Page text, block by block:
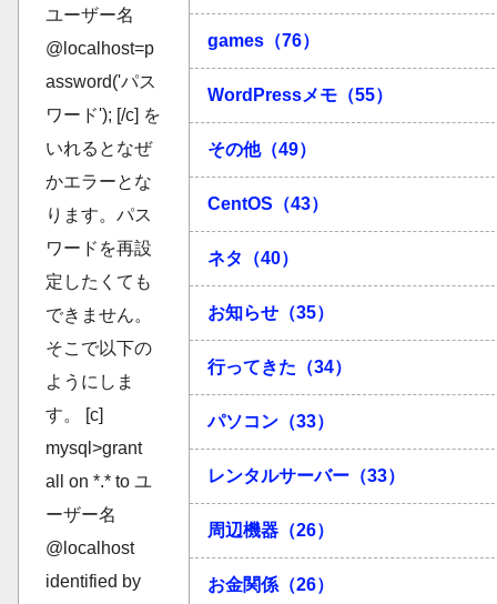
ユーザー名
@localhost=p
assword('パス
ワード'); [/c] を
いれるとなぜ
かエラーとな
ります。パス
ワードを再設
定したくても
できません。
そこで以下の
ようにしま
す。 [c]
mysql>grant
all on *.* to ユ
ーザー名
@localhost
identified by
games（76）
WordPressメモ（55）
その他（49）
CentOS（43）
ネタ（40）
お知らせ（35）
行ってきた（34）
パソコン（33）
レンタルサーバー（33）
周辺機器（26）
お金関係（26）